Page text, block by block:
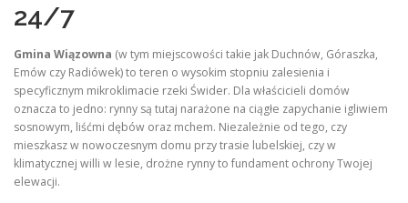
24/7
Gmina Wiązowna (w tym miejscowości takie jak Duchnów, Góraszka,
Emów czy Radiówek) to teren o wysokim stopniu zalesienia i
specyficznym mikroklimacie rzeki Świder. Dla właścicieli domów
oznacza to jedno: rynny są tutaj narażone na ciągłe zapychanie igliwiem
sosnowym, liśćmi dębów oraz mchem. Niezależnie od tego, czy
mieszkasz w nowoczesnym domu przy trasie lubelskiej, czy w
klimatycznej willi w lesie, drożne rynny to fundament ochrony Twojej
elewacji.